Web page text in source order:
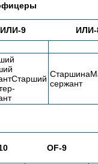
ИЛИ-9 ИЛИ-
сержант
OF-9